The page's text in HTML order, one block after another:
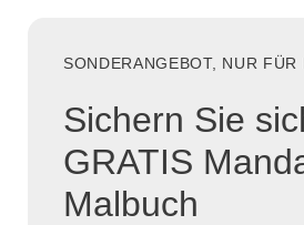
SONDERANGEBOT, NUR FÜR
Sichern Sie
GRATIS
Malbuch